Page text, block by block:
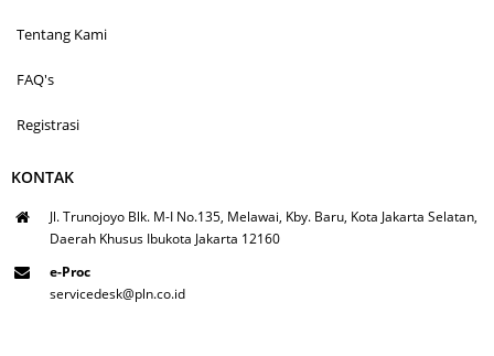
Tentang Kami
FAQ's
Registrasi
KONTAK
Jl. Trunojoyo Blk. M-I No.135, Melawai, Kby. Baru, Kota Jakarta Selatan,
Daerah Khusus Ibukota Jakarta 12160
e-Proc
servicedesk@pln.co.id